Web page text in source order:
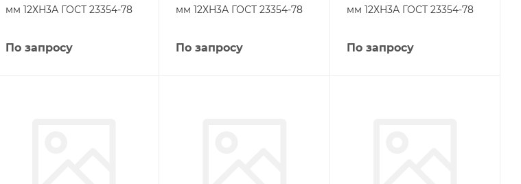
мм 12ХН3А ГОСТ 23354-78
По запросу
мм 12ХН3А ГОСТ 23354-78
По запросу
мм 12ХН3А ГОСТ 23354-78
По запросу